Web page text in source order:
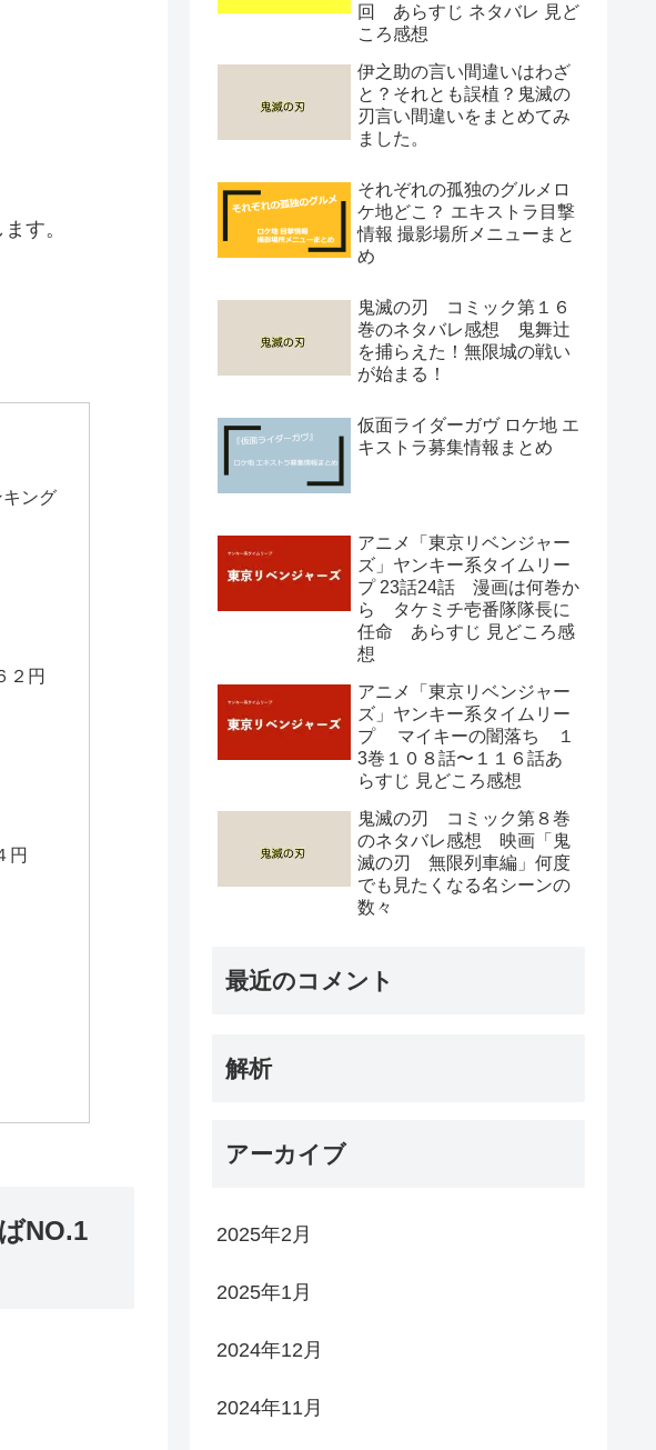
す。
ング
２円
円
NO.1
回 あらすじ ネタバレ 見ど
ころ感想
伊之助の言い間違いはわざ
と？それとも誤植？鬼滅の
刃言い間違いをまとめてみ
ました。
それぞれの孤独のグルメロ
ケ地どこ？ エキストラ目撃
情報 撮影場所メニューまと
め
鬼滅の刃 コミック第１６
巻のネタバレ感想 鬼舞辻
を捕らえた！無限城の戦い
が始まる！
仮面ライダーガヴ ロケ地 エ
キストラ募集情報まとめ
アニメ「東京リベンジャー
ズ」ヤンキー系タイムリー
プ 23話24話 漫画は何巻か
ら タケミチ壱番隊隊長に
任命 あらすじ 見どころ感
想
アニメ「東京リベンジャー
ズ」ヤンキー系タイムリー
プ マイキーの闇落ち １
3巻１０８話〜１１６話あ
らすじ 見どころ感想
鬼滅の刃 コミック第８巻
のネタバレ感想 映画「鬼
滅の刃 無限列車編」何度
でも見たくなる名シーンの
数々
最近のコメント
解析
アーカイブ
2025年2月
2025年1月
2024年12月
2024年11月